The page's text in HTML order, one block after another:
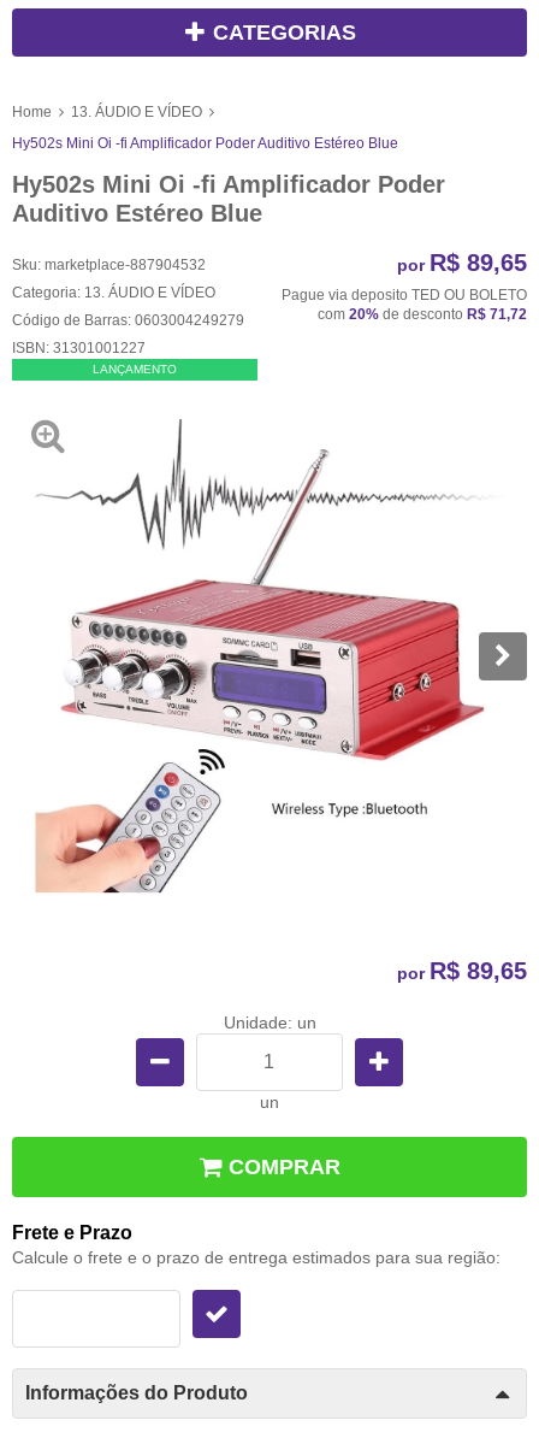
CATEGORIAS
Home
13. ÁUDIO E VÍDEO
Hy502s Mini Oi -fi Amplificador Poder Auditivo Estéreo Blue
Hy502s Mini Oi -fi Amplificador Poder
Auditivo Estéreo Blue
Sku: marketplace-887904532
Categoria: 13. ÁUDIO E VÍDEO
Código de Barras: 0603004249279
ISBN: 31301001227
LANÇAMENTO
por R$ 89,65
Pague via deposito TED OU BOLETO
com 20% de desconto R$ 71,72
por R$ 89,65
Unidade: un
un
COMPRAR
Frete e Prazo
Calcule o frete e o prazo de entrega estimados para sua região:
Informações do Produto